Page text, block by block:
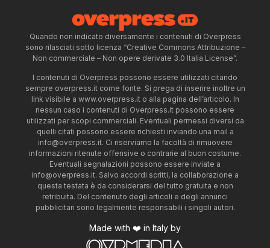
Quando non indicato diversamente i contenuti di Overpress
sono rilasciati sotto licenza “Creative Commons Attribuzione –
Non commerciale – Non opere derivate 3.0 Italia License”.
I contenuti di Overpress possono essere utilizzati citando
sempre overpress.it come fonte. Si prega di inserire inoltre un
link visibile a www.overpress.it o alla pagina dell’articolo. In
nessun caso i contenuti di Overpress.it possono essere
utilizzati per scopi commerciali. Eventuali permessi diversi da
quelli citati possono essere richiesti inviando una mail a
info@overpress.it. Ci riserviamo la facoltà di rimuovere
informazioni ritenute offensive o contrarie al buon costume.
Eventuali segnalazioni possono essere inviate a
info@overpress.it. Salvo accordi scritti, la collaborazione a
questa testata è da considerarsi del tutto gratuita e non
retribuita. Del contenuto degli articoli e degli annunci
pubblicitari sono legalmente responsabili i singoli autori.
Made with ❤️ in Italy by